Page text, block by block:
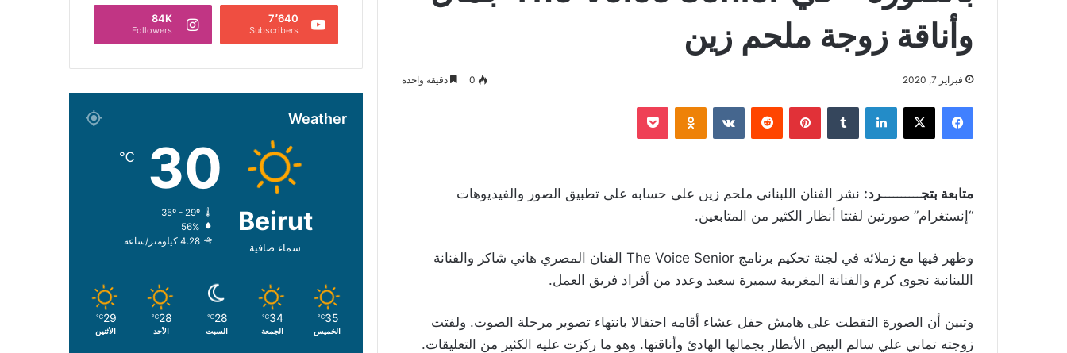
وأناقة زوجة ملحم زين
فبراير 7, 2020 0 دقيقة واحدة
فيسبوك ‫X لينكدإن بينتيريست Odnoklassniki
‫Pocket
متابعة بتجــــــــــرد: نشر الفنان اللبناني ملحم زين على حسابه على تطبيق الصور والفيديوهات
“إنستغرام” صورتين لفتتا أنظار الكثير من المتابعين.
وظهر فيها مع زملائه في لجنة تحكيم برنامج The Voice Senior الفنان المصري هاني شاكر والفنانة
اللبنانية نجوى كرم والفنانة المغربية سميرة سعيد وعدد من أفراد فريق العمل.
وتبين أن الصورة التقطت على هامش حفل عشاء أقامه احتفالا بانتهاء تصوير مرحلة الصوت. ولفتت
زوجته تماني علي سالم البيض الأنظار بجمالها الهادئ وأناقتها. وهو ما ركزت عليه الكثير من التعليقات.
7٬640
Subscribers
84K
Followers
Weather
Beirut
سماء صافية
30
℃
35º - 29º
56%
4.28 كيلومتر/ساعة
35
℃
الخميس
34
℃
الجمعة
28
℃
السبت
28
℃
الأحد
29
℃
الأثنين